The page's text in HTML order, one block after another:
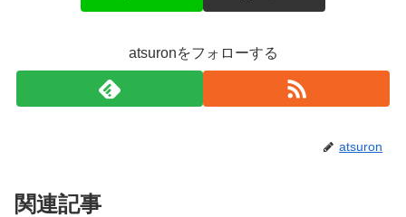
atsuronをフォローする
atsuron
関連記事